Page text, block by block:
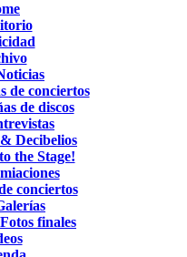
de conciertos
de discos
Decibelios
the Stage!
conciertos
Fotos finales